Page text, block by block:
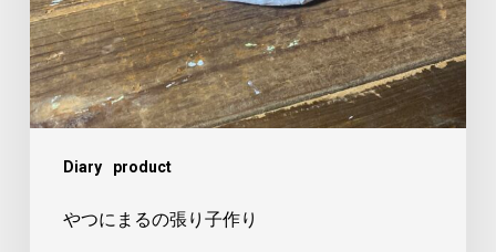
Diary product
の
張
り
子
やつにまるの張り子作り